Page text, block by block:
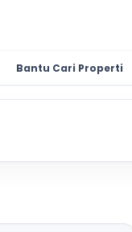
Bantu Cari Properti